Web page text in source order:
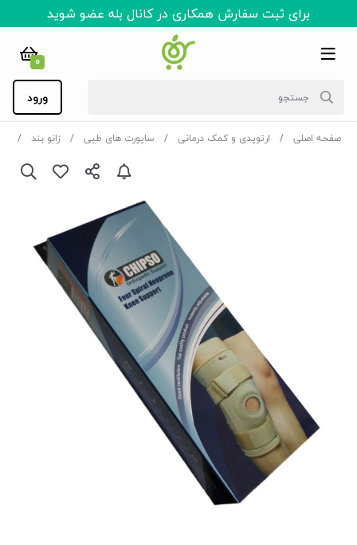
برای ثبت سفارش همکاری در کانال بله عضو شوید
0
ورود
صفحه اصلی ارتوپدی و کمک درمانی ساپورت های طبی زانو بند